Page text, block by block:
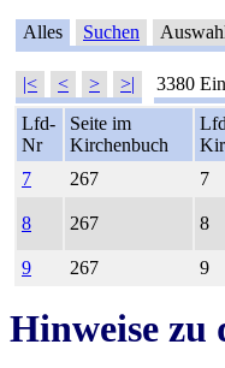
Alles Suchen
|< < > >| 3380
Lfd-
Nr
Seite im
Kirchenbuch
7
267 7
8 267 8
9 267 9
Hinweise zu